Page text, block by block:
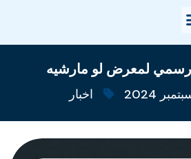
لمعرض لو مارشيه
اخبار